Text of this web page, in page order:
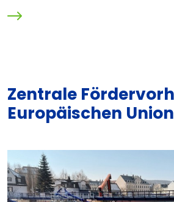
Zentrale
Europäischen Union